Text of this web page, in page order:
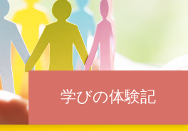
学びの体験記